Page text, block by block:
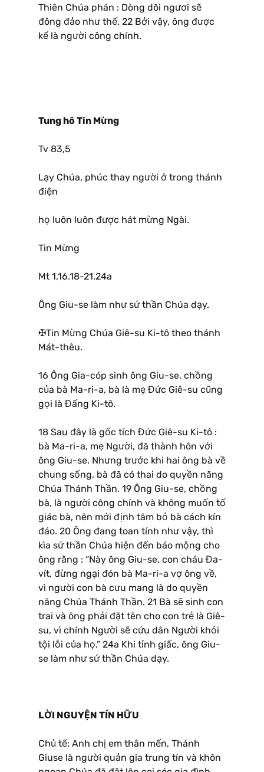
Thiên Chúa phán : Dòng dõi ngươi sẽ
đông đảo như thế. 22 Bởi vậy, ông được
kể là người công chính.
Tung hô Tin Mừng
Tv 83,5
Lạy Chúa, phúc thay người ở trong thánh
điện
họ luôn luôn được hát mừng Ngài.
Tin Mừng
Mt 1,16.18-21.24a
Ông Giu-se làm như sứ thần Chúa dạy.
✠Tin Mừng Chúa Giê-su Ki-tô theo thánh
Mát-thêu.
16 Ông Gia-cóp sinh ông Giu-se, chồng
của bà Ma-ri-a, bà là mẹ Đức Giê-su cũng
gọi là Đấng Ki-tô.
18 Sau đây là gốc tích Đức Giê-su Ki-tô :
bà Ma-ri-a, mẹ Người, đã thành hôn với
ông Giu-se. Nhưng trước khi hai ông bà về
chung sống, bà đã có thai do quyền năng
Chúa Thánh Thần. 19 Ông Giu-se, chồng
bà, là người công chính và không muốn tố
giác bà, nên mới định tâm bỏ bà cách kín
đáo. 20 Ông đang toan tính như vậy, thì
kìa sứ thần Chúa hiện đến báo mộng cho
ông rằng : “Này ông Giu-se, con cháu Đa-
vít, đừng ngại đón bà Ma-ri-a vợ ông về,
vì người con bà cưu mang là do quyền
năng Chúa Thánh Thần. 21 Bà sẽ sinh con
trai và ông phải đặt tên cho con trẻ là Giê-
su, vì chính Người sẽ cứu dân Người khỏi
tội lỗi của họ.” 24a Khi tỉnh giấc, ông Giu-
se làm như sứ thần Chúa dạy.
LỜI NGUYỆN TÍN HỮU
Chủ tế: Anh chị em thân mến, Thánh
Giuse là người quản gia trung tín và khôn